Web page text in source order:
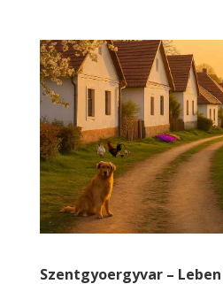
Szentgyoergyvar –